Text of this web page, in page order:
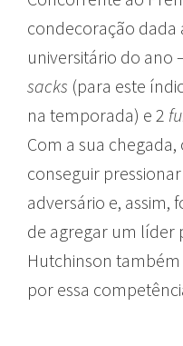
condecoração
universitário do ano
sacks (para este
na temporada) e 2
Com a sua chegada,
conseguir
adversário e, assim,
de agregar um líder
Hutchinson
por essa